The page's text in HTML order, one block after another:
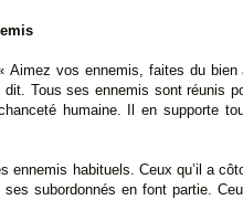
Aimez vos ennemis, faites du
dit. Tous ses ennemis sont réunis
humaine. Il en supporte
ennemis habituels. Ceux qu’il a
ses subordonnés en font partie.